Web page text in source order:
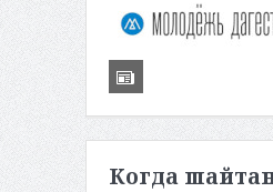
Когда